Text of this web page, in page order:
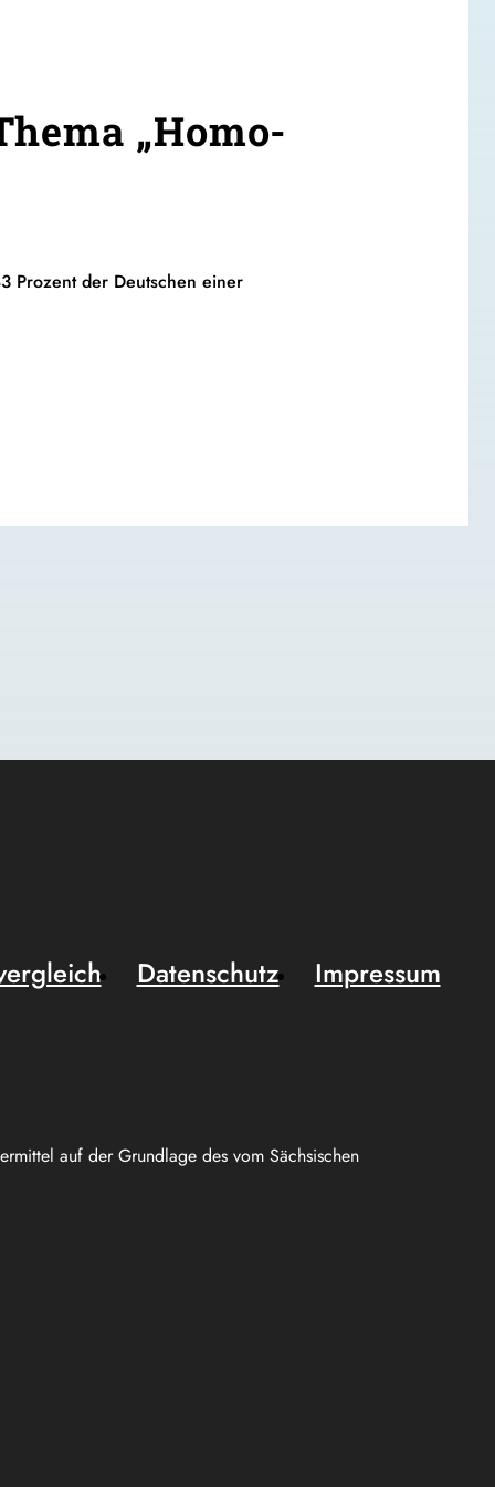
„Homo-
Prozent der Deutschen einer
auf der Grundlage des vom Sächsischen
Datenschutz
Impressum